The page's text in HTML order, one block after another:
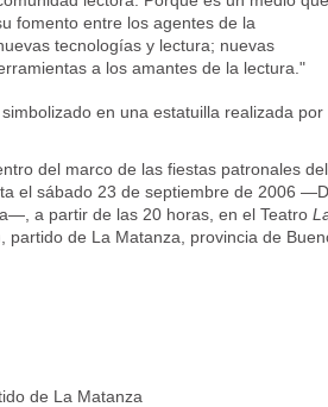
fomento entre los agentes de la
tecnologías y lectura; nuevas
a los amantes de la lectura."
en una estatuilla realizada por
del marco de las fiestas patronales del
el sábado 23 de septiembre de 2006
a partir de las 20 horas, en el Teatro
partido de La Matanza, provincia de
de La Matanza